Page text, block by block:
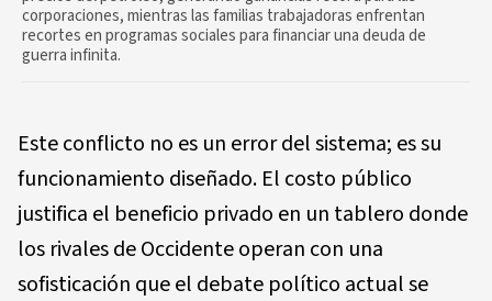
corporaciones, mientras las familias trabajadoras enfrentan
recortes en programas sociales para financiar una deuda de
guerra infinita.
Este conflicto no es un error del sistema; es su
funcionamiento diseñado. El costo público
justifica el beneficio privado en un tablero donde
los rivales de Occidente operan con una
sofisticación que el debate político actual se